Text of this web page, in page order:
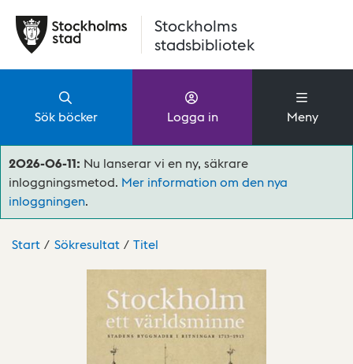
Stockholms
stadsbibliotek
Sök böcker Logga in Meny
2026-06-11: Nu lanserar vi en ny, säkrare
inloggningsmetod. Mer information om den nya
inloggningen.
Start Sökresultat Titel